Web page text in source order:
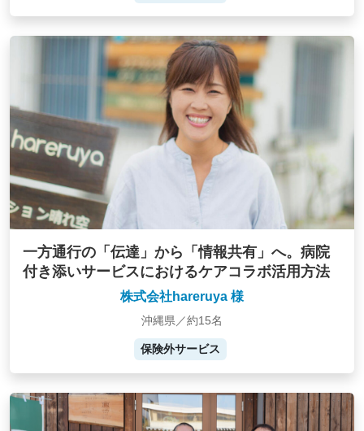
一方通行の「伝達」から「情報共有」へ。病院
付き添いサービスにおけるケアコラボ活用方法
株式会社hareruya 様
沖縄県／約15名
保険外サービス